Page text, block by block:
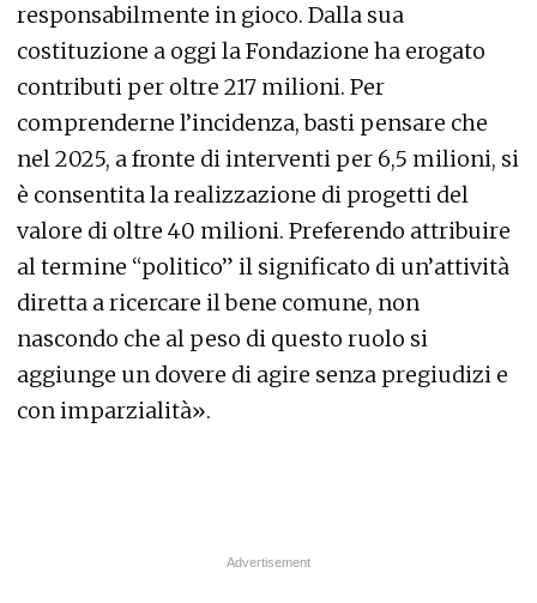
responsabilmente in gioco. Dalla sua
costituzione a oggi la Fondazione ha erogato
contributi per oltre 217 milioni. Per
comprenderne l’incidenza, basti pensare che
nel 2025, a fronte di interventi per 6,5 milioni, si
è consentita la realizzazione di progetti del
valore di oltre 40 milioni. Preferendo attribuire
al termine “politico” il significato di un’attività
diretta a ricercare il bene comune, non
nascondo che al peso di questo ruolo si
aggiunge un dovere di agire senza pregiudizi e
con imparzialità».